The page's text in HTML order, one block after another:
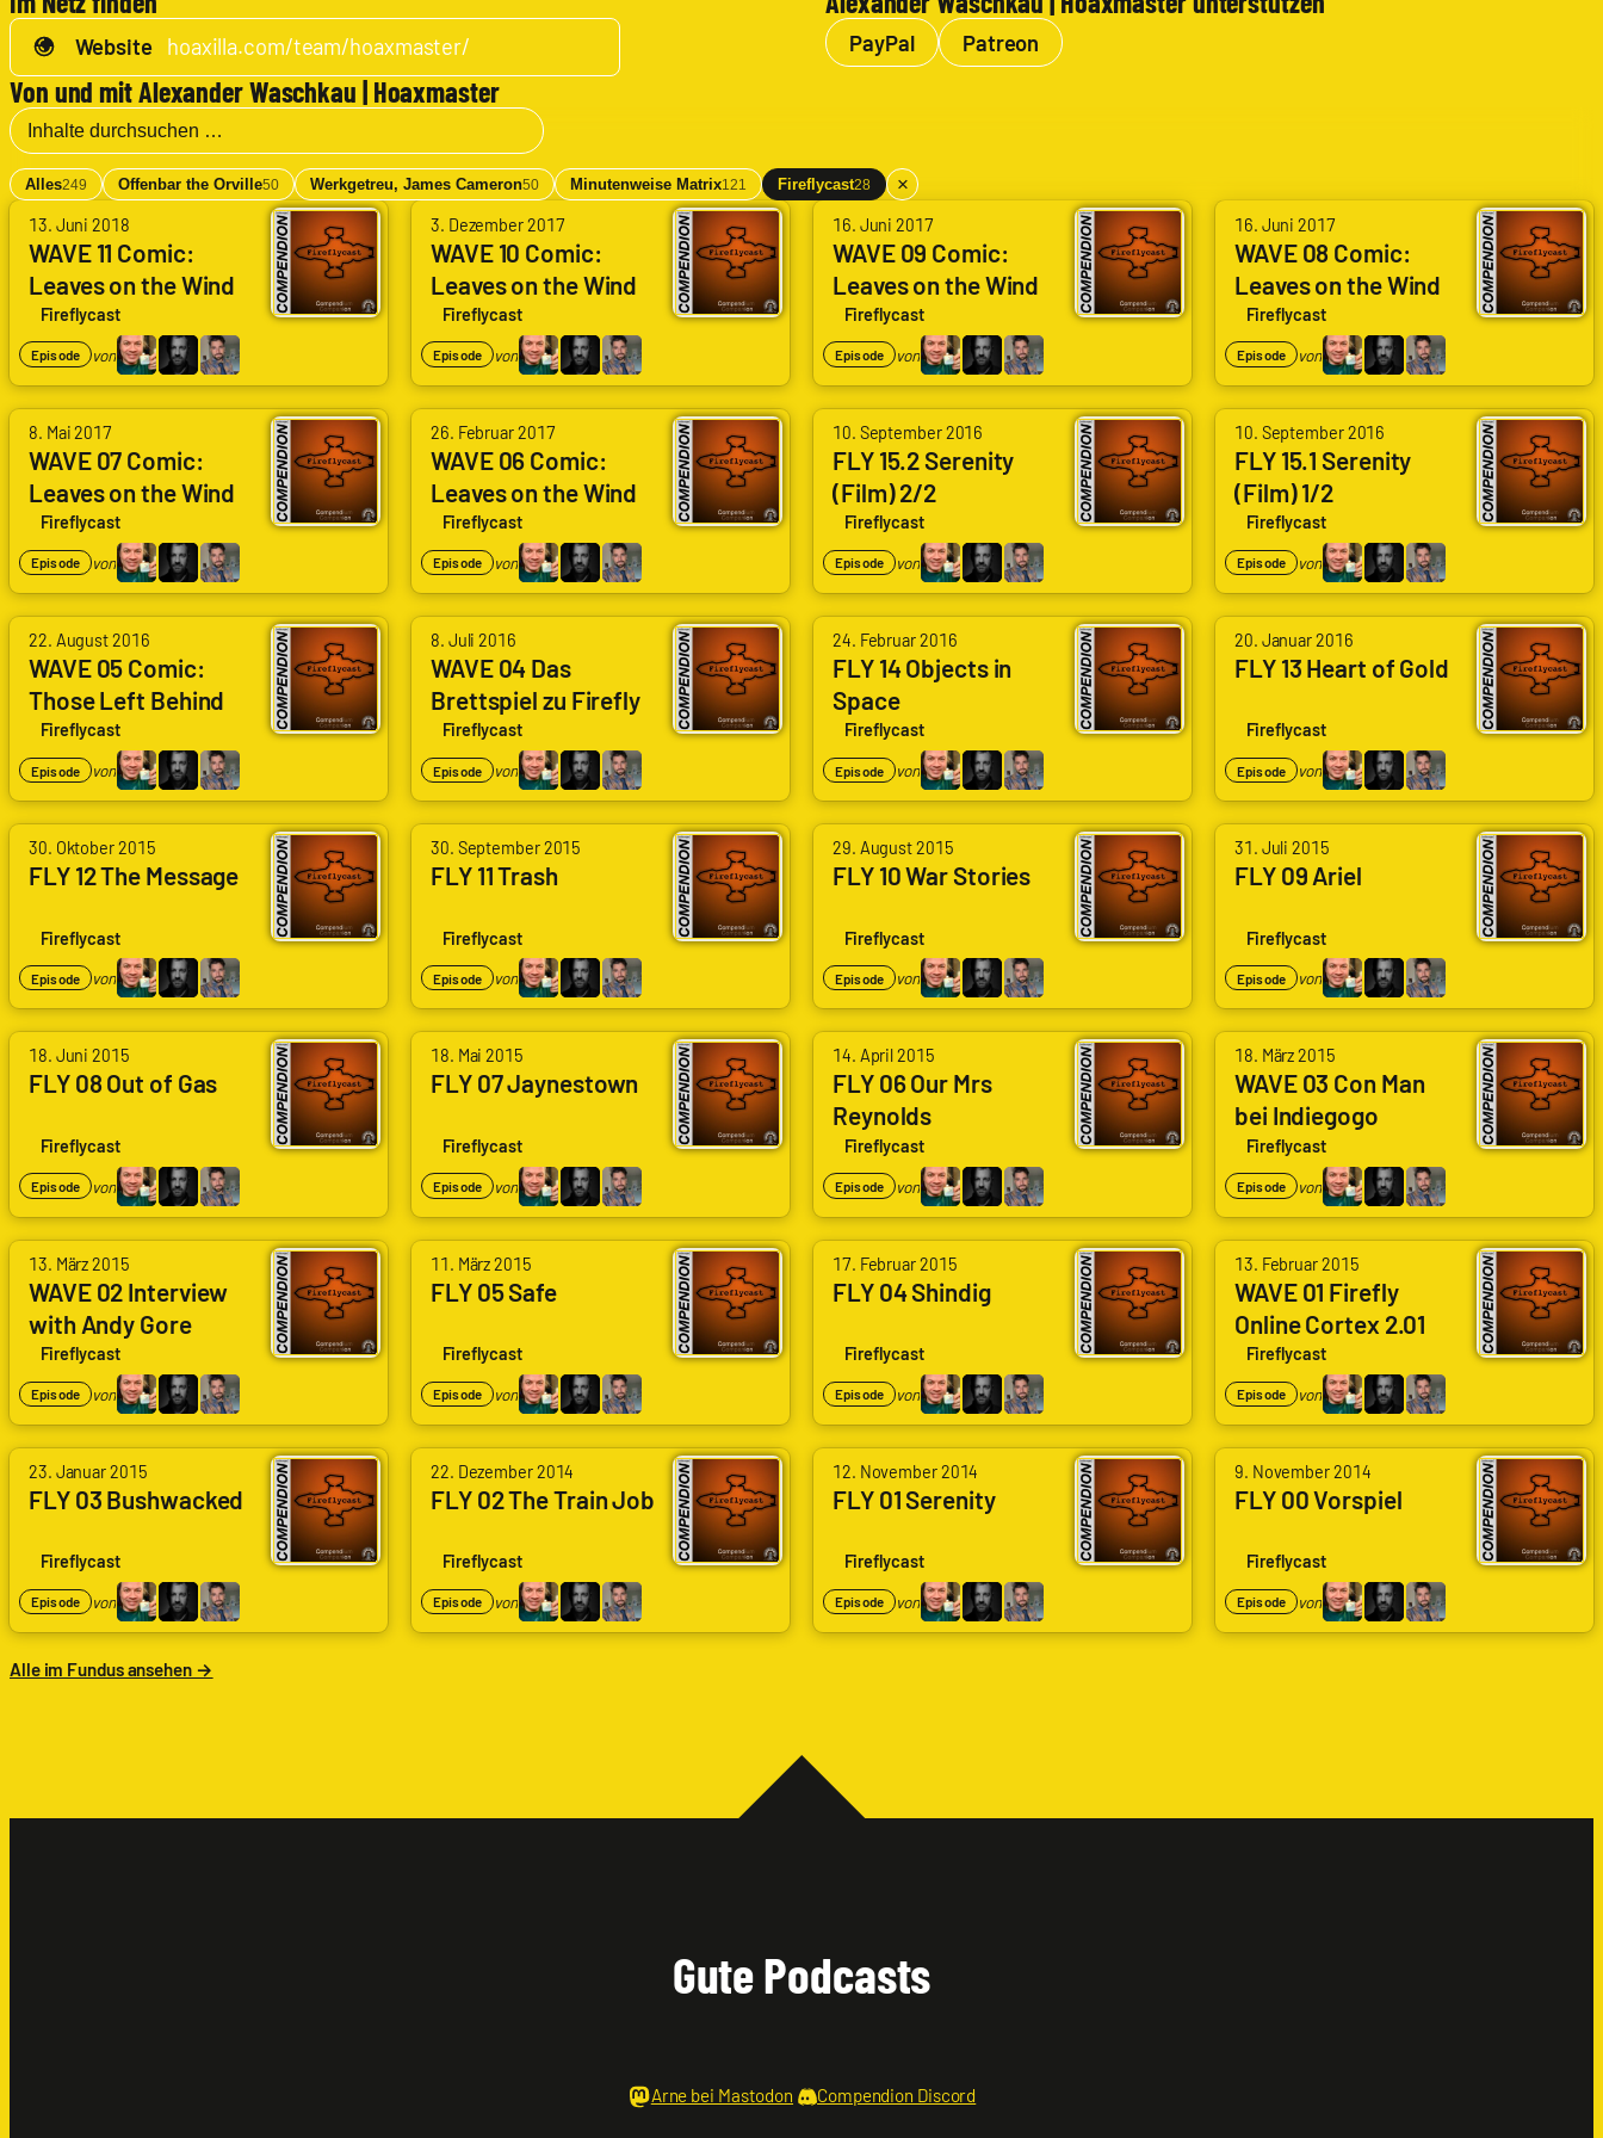
Website hoaxilla.com/team/hoaxmaster/ PayPal Patreon
Von und mit Alexander Waschkau | Hoaxmaster
Alles249 Offenbar the Orville50 Werkgetreu, James Cameron50 Minutenweise Matrix121 Fireflycast28 ×
13. Juni 2018
WAVE 11 Comic:
Leaves on the Wind
6/6
Fireflycast
Episode von
von
Arne
Ruddat
Codenaga,
Alexander
Waschkau
Hoaxmaster,
Bastian
Wölfle
|
Schlingel
3. Dezember 2017
WAVE 10 Comic:
Leaves on the Wind
5/6
Fireflycast
Episode von
von
Arne
Ruddat
Codenaga,
Alexander
Waschkau
Hoaxmaster,
Bastian
Wölfle
|
Schlingel
16. Juni 2017
WAVE 09 Comic:
Leaves on the Wind
4/6
Fireflycast
Episode von
von
Arne
Ruddat
Codenaga,
Alexander
Waschkau
Hoaxmaster,
Bastian
Wölfle
|
Schlingel
16. Juni 2017
WAVE 08 Comic:
Leaves on the Wind
3/6
Fireflycast
Episode von
von
Arne
Ruddat
Codenaga,
Alexander
Waschkau
Hoaxmaster,
Bastian
Wölfle
|
Schlingel
8. Mai 2017
WAVE 07 Comic:
Leaves on the Wind
2/6
Fireflycast
Episode von
von
Arne
Ruddat
Codenaga,
Alexander
Waschkau
Hoaxmaster,
Bastian
Wölfle
|
Schlingel
26. Februar 2017
WAVE 06 Comic:
Leaves on the Wind
1/6
Fireflycast
Episode von
von
Arne
Ruddat
Codenaga,
Alexander
Waschkau
Hoaxmaster,
Bastian
Wölfle
|
Schlingel
10. September 2016
FLY 15.2 Serenity
(Film) 2/2
Fireflycast
Episode von
von
Arne
Ruddat
Codenaga,
Alexander
Waschkau
Hoaxmaster,
Bastian
Wölfle
|
Schlingel
10. September 2016
FLY 15.1 Serenity
(Film) 1/2
Fireflycast
Episode von
von
Arne
Ruddat
Codenaga,
Alexander
Waschkau
Bastian
Wölfle
|
Schlingel
22. August 2016
WAVE 05 Comic:
Those Left Behind
Fireflycast
Episode von
von
Arne
Ruddat
Codenaga,
Alexander
Waschkau
Bastian
Wölfle
|
Schlingel
8. Juli 2016
WAVE 04 Das
Brettspiel zu Firefly
Fireflycast
Episode von
von
Arne
Ruddat
Codenaga,
Alexander
Waschkau
Bastian
Wölfle
|
Schlingel
24. Februar 2016
FLY 14 Objects in
Space
Fireflycast
Episode von
von
Arne
Ruddat
Codenaga,
Alexander
Waschkau
Bastian
Wölfle
|
Schlingel
20. Januar 2016
FLY 13 Heart of Gold
Fireflycast
Episode von
von
Arne
Codenaga,
Alexander
Waschkau
Bastian
Wölfle
|
Schlingel
30. Oktober 2015
FLY 12 The Message
Fireflycast
Episode von
30. September 2015
FLY 11 Trash
Fireflycast
Episode von
29. August 2015
FLY 10 War Stories
Fireflycast
Episode von
31. Juli 2015
FLY 09 Ariel
Fireflycast
Episode von
18. Juni 2015
FLY 08 Out of Gas
Fireflycast
Episode von
18. Mai 2015
FLY 07 Jaynestown
Fireflycast
Episode von
14. April 2015
FLY 06 Our Mrs
Reynolds
Fireflycast
Episode von
18. März 2015
WAVE 03 Con Man
bei Indiegogo
Fireflycast
Episode von
13. März 2015
WAVE 02 Interview
with Andy Gore
about Firefly Online
Fireflycast
Episode von
11. März 2015
FLY 05 Safe
Fireflycast
Episode von
17. Februar 2015
FLY 04 Shindig
Fireflycast
Episode von
13. Februar 2015
WAVE 01 Firefly
Online Cortex 2.01
Fireflycast
Episode von
23. Januar 2015
FLY 03 Bushwacked
Fireflycast
Episode von
22. Dezember 2014
FLY 02 The Train Job
Fireflycast
Episode von
12. November 2014
FLY 01 Serenity
Fireflycast
Episode von
9. November 2014
FLY 00 Vorspiel
Fireflycast
Episode von
Alle im Fundus ansehen →
Gute Podcasts
Arne bei Mastodon Compendion Discord